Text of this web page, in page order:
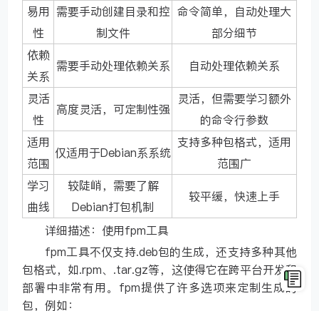
易用
性
需要手动创建目录和控
制文件
命令简单，自动处理大
部分细节
依赖
关系
需要手动处理依赖关系 自动处理依赖关系
灵活
性
高度灵活，可定制性强
灵活，但需要学习额外
的命令行参数
适用
范围
仅适用于Debian系系统
支持多种包格式，适用
范围广
学习
曲线
较陡峭，需要了解
Debian打包机制
较平缓，快速上手
详细描述：使用fpm工具
fpm工具不仅支持.deb包的生成，还支持多种其他
包格式，如.rpm、.tar.gz等，这使得它在跨平台开发和
部署中非常有用。fpm提供了许多选项来定制生成的
包，例如：